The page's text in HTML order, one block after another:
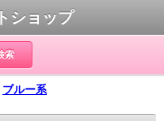
ショップ
索
ブルー系